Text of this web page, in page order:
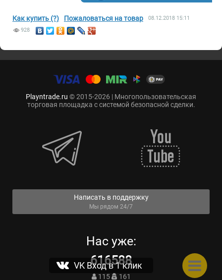
Как купить (?) Пожаловаться на товар 08.12.2018 15:11
928
Playntrade.ru © 2015-2026 | Многопользовательская
торговая площадка с системой безопасной сделки.
Написать в поддержку
Мы рядом 24/7
Нас уже:
616588
115 161
VK Вход в 1 клик